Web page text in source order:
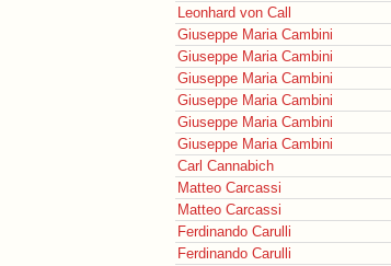
Leonhard von Call
Giuseppe Maria Cambini
Giuseppe Maria Cambini
Giuseppe Maria Cambini
Giuseppe Maria Cambini
Giuseppe Maria Cambini
Giuseppe Maria Cambini
Carl Cannabich
Matteo Carcassi
Matteo Carcassi
Ferdinando Carulli
Ferdinando Carulli